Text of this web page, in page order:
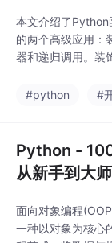
量；5）双色球随
号程序的函数式重
每个实例都包含详
Python函数在解
级应用
本文介绍了Python
的两个高级应用：
器和递归调用。装
在不修改原函数代
现。文中以记录函
行时间为例，详细
了装饰器的定义和
消装饰器的方式。
调用部分则简要提
#python #
Python -
从新手到大
象编程入门
面向对象编程
一种以对象为核心